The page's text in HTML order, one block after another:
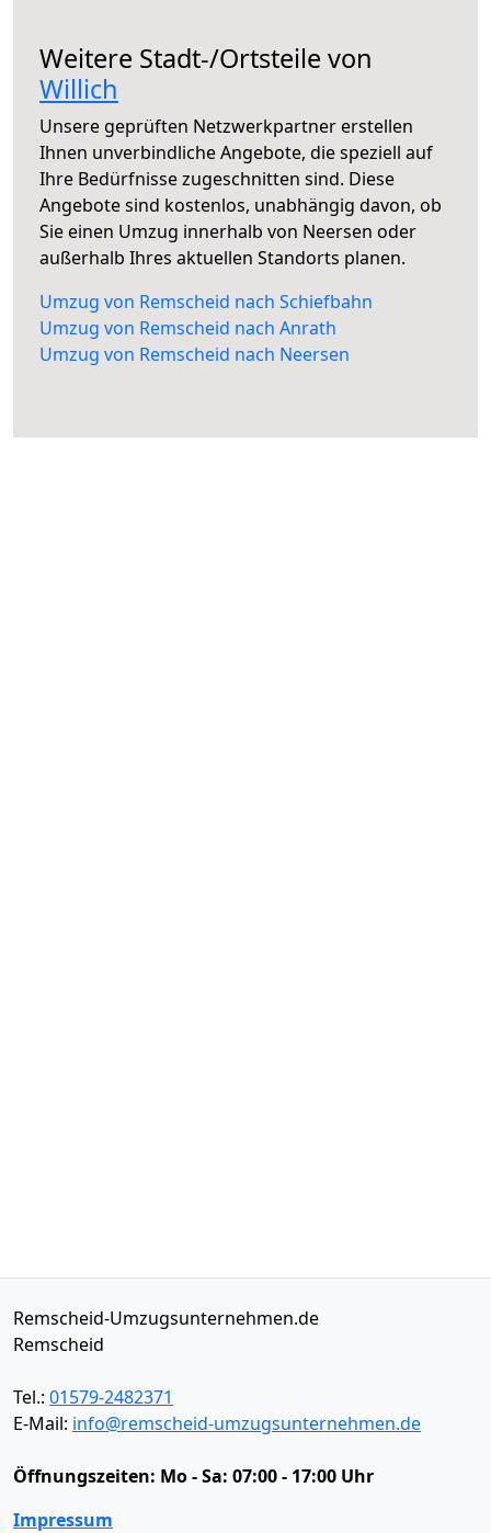
Weitere Stadt-/Ortsteile von
Willich
Unsere geprüften Netzwerkpartner erstellen
Ihnen unverbindliche Angebote, die speziell auf
Ihre Bedürfnisse zugeschnitten sind. Diese
Angebote sind kostenlos, unabhängig davon, ob
Sie einen Umzug innerhalb von Neersen oder
außerhalb Ihres aktuellen Standorts planen.
Umzug von Remscheid nach Schiefbahn
Umzug von Remscheid nach Anrath
Umzug von Remscheid nach Neersen
Remscheid-Umzugsunternehmen.de
Remscheid
Tel.: 01579-2482371
E-Mail: info@remscheid-umzugsunternehmen.de
Öffnungszeiten: Mo - Sa: 07:00 - 17:00 Uhr
Impressum